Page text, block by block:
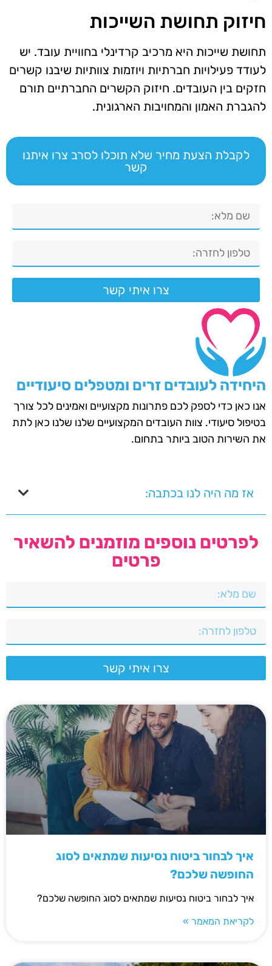
חיזוק תחושת השייכות
תחושת שייכות היא מרכיב קרדינלי בחוויית עובד. יש
לעודד פעילויות חברתיות ויוזמות צוותיות שיבנו קשרים
חזקים בין העובדים. חיזוק הקשרים החברתיים תורם
להגברת האמון והמחויבות הארגונית.
לקבלת הצעת מחיר שלא תוכלו לסרב צרו איתנו
קשר
צרו איתי קשר
היחידה לעובדים זרים ומטפלים סיעודיים
אנו כאן כדי לספק לכם פתרונות מקצועיים ואמינים לכל צורך
בטיפול סיעודי. צוות העובדים המקצועיים שלנו שלנו כאן לתת
את השירות הטוב ביותר בתחום.
אז מה היה לנו בכתבה:
לפרטים נוספים מוזמנים להשאיר
פרטים
צרו איתי קשר
איך לבחור ביטוח נסיעות שמתאים לסוג
החופשה שלכם?
איך לבחור ביטוח נסיעות שמתאים לסוג החופשה שלכם?
לקריאת המאמר »